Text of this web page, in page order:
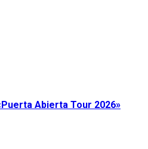
Abierta Tour 2026»